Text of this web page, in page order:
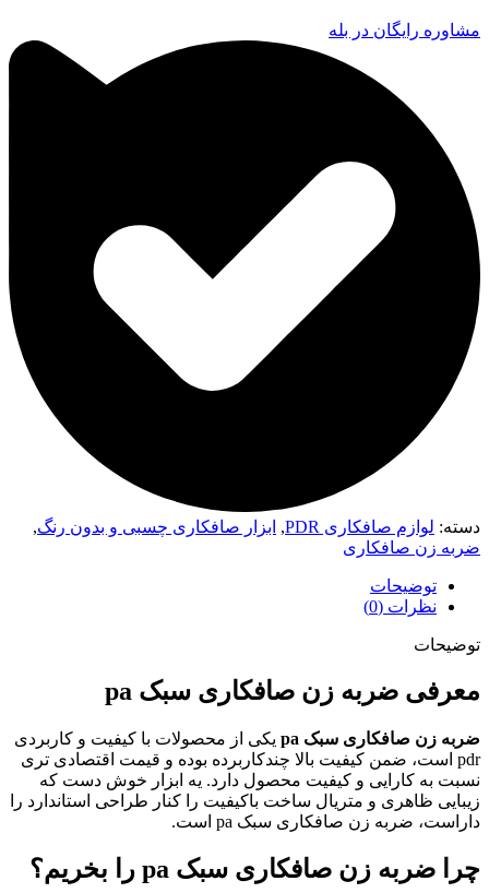
مشاوره رایگان در بله
دسته: لوازم صافکاری PDR , ابزار صافکاری چسبی و بدون رنگ,
ضربه زن صافکاری
توضیحات
نظرات (0)
توضیحات
معرفی ضربه زن صافکاری سبک pa
ضربه زن صافکاری سبک pa
یکی از محصولات با کیفیت و کاربردی
pdr است، ضمن کیفیت بالا چندکاربرده بوده و قیمت اقتصادی تری
نسبت به کارایی و کیفیت محصول دارد. یه ابزار خوش دست که
زیبایی ظاهری و متریال ساخت باکیفیت را کنار طراحی استاندارد را
داراست، ضربه زن صافکاری سبک pa است.
چرا ضربه زن صافکاری سبک pa را بخریم؟